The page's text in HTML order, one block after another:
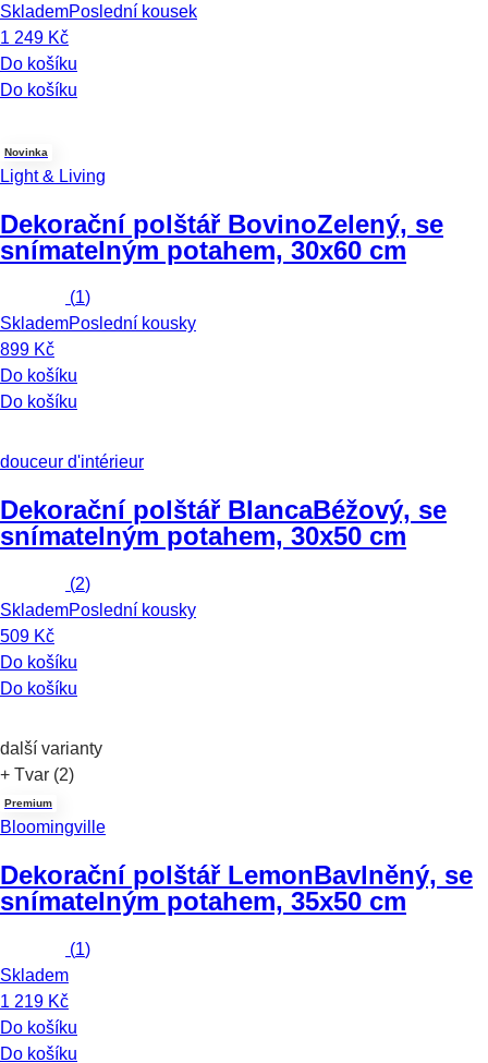
SklademPoslední kousek
1 249 Kč
Do košíku
Do košíku
Novinka
Light & Living
Dekorační polštář BovinoZelený, se
snímatelným potahem, 30x60 cm
(1)
SklademPoslední kousky
899 Kč
Do košíku
Do košíku
douceur d'intérieur
Dekorační polštář BlancaBéžový, se
snímatelným potahem, 30x50 cm
(2)
SklademPoslední kousky
509 Kč
Do košíku
Do košíku
další varianty
+ Tvar (2)
Premium
Bloomingville
Dekorační polštář LemonBavlněný, se
snímatelným potahem, 35x50 cm
(1)
Skladem
1 219 Kč
Do košíku
Do košíku